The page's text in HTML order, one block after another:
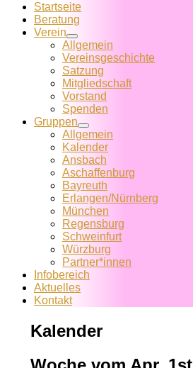
Startseite
Beratung
Verein
Allgemein
Vereins­geschichte
Satzung
Mitglied­schaft
Vorstand
Spenden
Gruppen
Allgemein
Kalender
Ansbach
Aschaffenburg
Bayreuth
Erlangen/Nürnberg
München
Regensburg
Schweinfurt
Würzburg
Partner*innen
Infobereich
Aktuelles
Kontakt
Kalender